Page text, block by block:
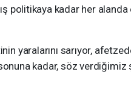
politikaya kadar her alanda
yaralarını sarıyor,
kadar, söz verdiğimiz